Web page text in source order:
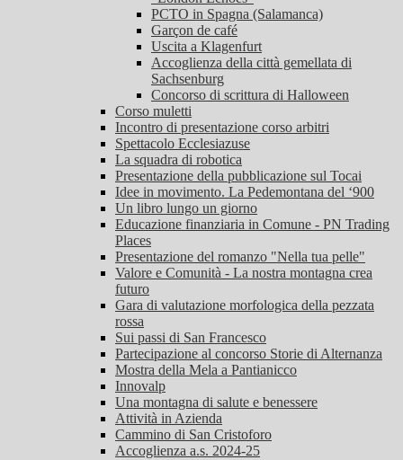
PCTO in Spagna (Salamanca)
Garçon de café
Uscita a Klagenfurt
Accoglienza della città gemellata di
Sachsenburg
Concorso di scrittura di Halloween
Corso muletti
Incontro di presentazione corso arbitri
Spettacolo Ecclesiazuse
La squadra di robotica
Presentazione della pubblicazione sul Tocai
Idee in movimento. La Pedemontana del ‘900
Un libro lungo un giorno
Educazione finanziaria in Comune - PN Trading
Places
Presentazione del romanzo "Nella tua pelle"
Valore e Comunità - La nostra montagna crea
futuro
Gara di valutazione morfologica della pezzata
rossa
Sui passi di San Francesco
Partecipazione al concorso Storie di Alternanza
Mostra della Mela a Pantianicco
Innovalp
Una montagna di salute e benessere
Attività in Azienda
Cammino di San Cristoforo
Accoglienza a.s. 2024-25